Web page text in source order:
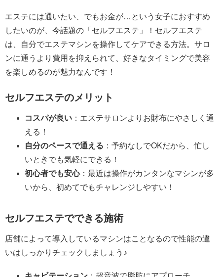
エステには通いたい、でもお金が…という女子におすすめ
したいのが、今話題の「セルフエステ」！セルフエステ
は、自分でエステマシンを操作してケアできる方法。サロ
ンに通うより費用を抑えられて、好きなタイミングで美容
を楽しめるのが魅力なんです！
セルフエステのメリット
コスパが良い ：エステサロンよりお財布にやさしく通
える！
自分のペースで通える ：予約なしでOKだから、忙し
いときでも気軽にできる！
初心者でも安心：最近は操作がカンタンなマシンが多
いから、初めてでもチャレンジしやすい！
セルフエステでできる施術
店舗によって導入しているマシンはことなるので性能の違
いはしっかりチェックしましょう♪